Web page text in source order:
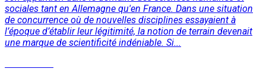
sociales tant en Allemagne qu'en France. Dans une situation
de concurrence où de nouvelles disciplines essayaient à
l’époque d’établir leur légitimité, la notion de terrain devenait
une marque de scientificité indéniable. Si...